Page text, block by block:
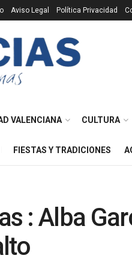
Aviso Legal Política Privacidad
VALENCIANA CULTURA
FIESTAS Y TRADICIONES
: Alba